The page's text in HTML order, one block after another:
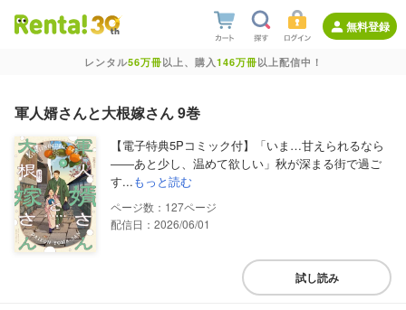
無料登録
レンタル56万冊以上、購入146万冊以上配信中！
軍人婿さんと大根嫁さん 9巻
【電子特典5Pコミック付】「いま…甘えられるなら
――あと少し、温めて欲しい」秋が深まる街で過ご
す...もっと読む
127
配信日：2026/06/01
試し読み